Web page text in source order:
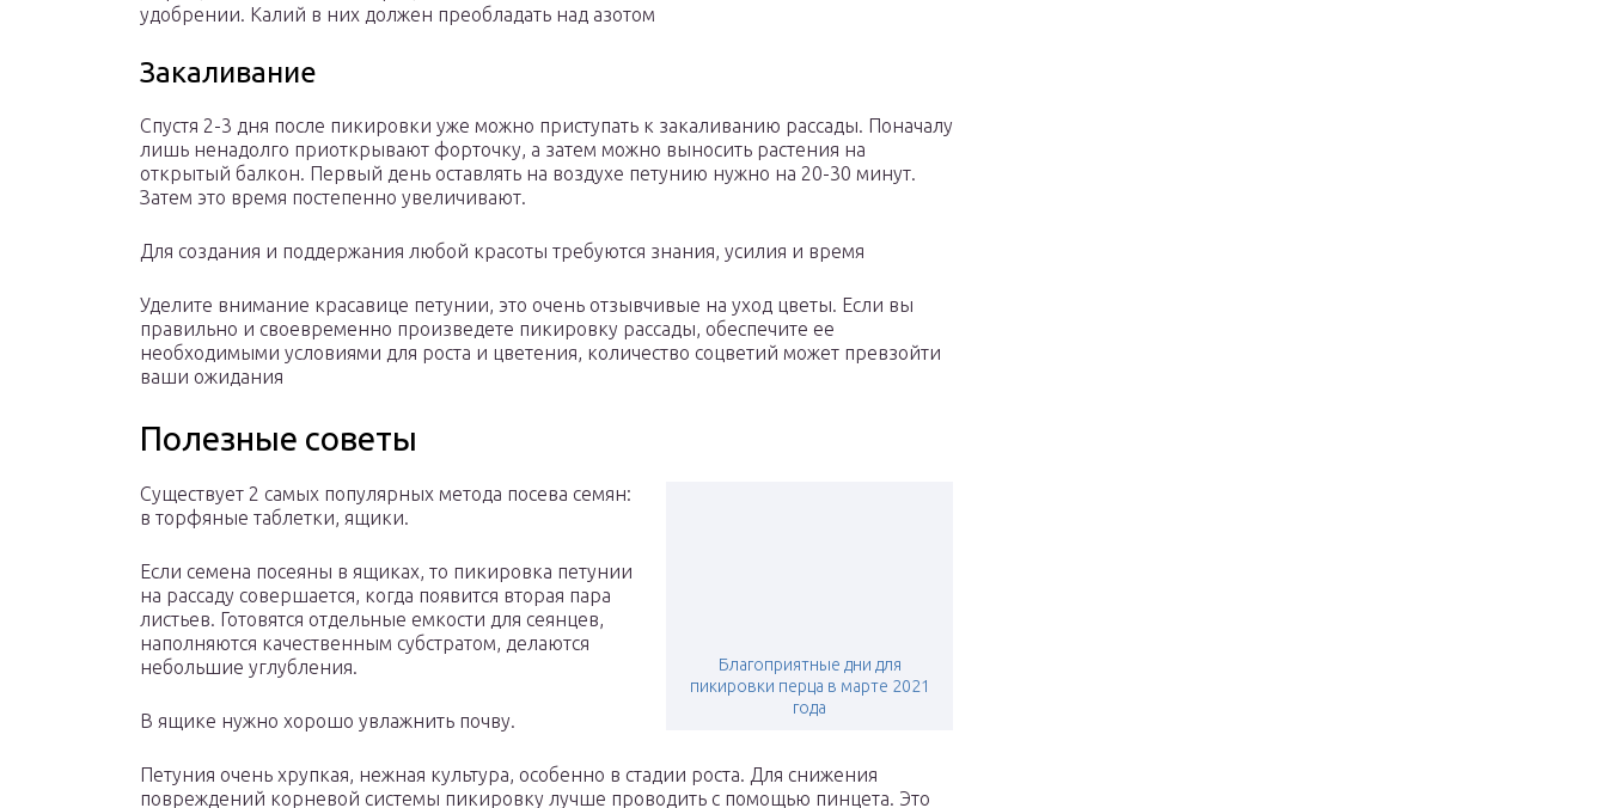
удобрении. Калий в них должен преобладать над азотом
Закаливание
Спустя 2-3 дня после пикировки уже можно приступать к закаливанию рассады. Поначалу
лишь ненадолго приоткрывают форточку, а затем можно выносить растения на
открытый балкон. Первый день оставлять на воздухе петунию нужно на 20-30 минут.
Затем это время постепенно увеличивают.
Для создания и поддержания любой красоты требуются знания, усилия и время
Уделите внимание красавице петунии, это очень отзывчивые на уход цветы. Если вы
правильно и своевременно произведете пикировку рассады, обеспечите ее
необходимыми условиями для роста и цветения, количество соцветий может превзойти
ваши ожидания
Полезные советы
Благоприятные дни для
пикировки перца в марте 2021
года
Существует 2 самых популярных метода посева семян:
в торфяные таблетки, ящики.
Если семена посеяны в ящиках, то пикировка петунии
на рассаду совершается, когда появится вторая пара
листьев. Готовятся отдельные емкости для сеянцев,
наполняются качественным субстратом, делаются
небольшие углубления.
В ящике нужно хорошо увлажнить почву.
Петуния очень хрупкая, нежная культура, особенно в стадии роста. Для снижения
повреждений корневой системы пикировку лучше проводить с помощью пинцета. Это